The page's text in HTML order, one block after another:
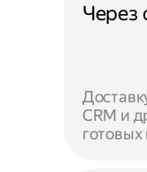
Через
CRM и